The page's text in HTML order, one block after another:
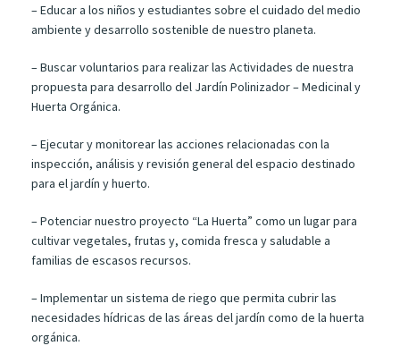
– Educar a los niños y estudiantes sobre el cuidado del medio
ambiente y desarrollo sostenible de nuestro planeta.
– Buscar voluntarios para realizar las Actividades de nuestra
propuesta para desarrollo del Jardín Polinizador – Medicinal y
Huerta Orgánica.
– Ejecutar y monitorear las acciones relacionadas con la
inspección, análisis y revisión general del espacio destinado
para el jardín y huerto.
– Potenciar nuestro proyecto “La Huerta” como un lugar para
cultivar vegetales, frutas y, comida fresca y saludable a
familias de escasos recursos.
– Implementar un sistema de riego que permita cubrir las
necesidades hídricas de las áreas del jardín como de la huerta
orgánica.